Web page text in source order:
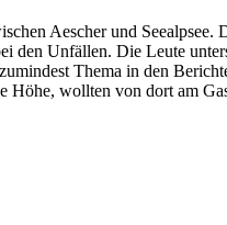
Aescher und
den Unfällen. Die Leute
Thema in den
wollten von dort am